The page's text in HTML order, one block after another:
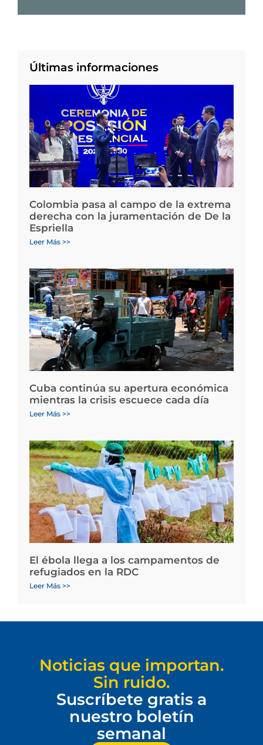
Últimas informaciones
Colombia pasa al campo de la extrema
derecha con la juramentación de De la
Espriella
Leer Más >>
Cuba continúa su apertura económica
mientras la crisis escuece cada día
Leer Más >>
El ébola llega a los campamentos de
refugiados en la RDC
Leer Más >>
Noticias que importan.
Sin ruido.
Suscríbete gratis a
nuestro boletín
semanal